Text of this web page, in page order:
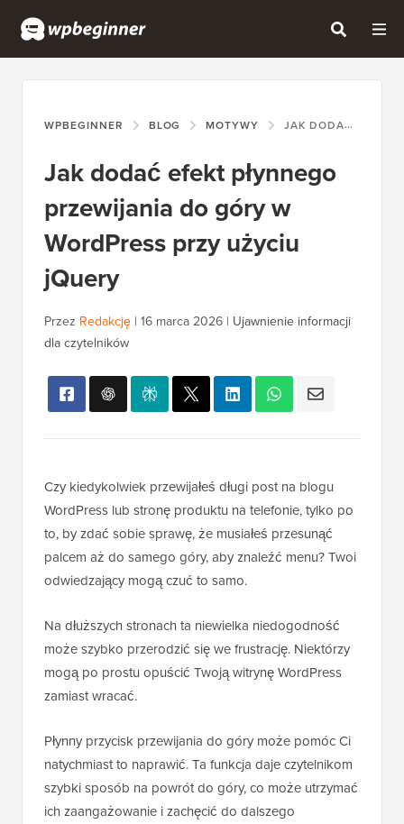
WPBEGINNER BLOG MOTYWY JAK DODAĆ EFEKT PŁYNNEGO PRZEWIJANIA DO GÓRY W WORDPRESS PRZY UŻYCIU JQUERY
Jak dodać efekt płynnego
przewijania do góry w
WordPress przy użyciu
jQuery
Przez Redakcję | 16 marca 2026 | Ujawnienie informacji
dla czytelników
Czy kiedykolwiek przewijałeś długi post na blogu
WordPress lub stronę produktu na telefonie, tylko po
to, by zdać sobie sprawę, że musiałeś przesunąć
palcem aż do samego góry, aby znaleźć menu? Twoi
odwiedzający mogą czuć to samo.
Na dłuższych stronach ta niewielka niedogodność
może szybko przerodzić się we frustrację. Niektórzy
mogą po prostu opuścić Twoją witrynę WordPress
zamiast wracać.
Płynny przycisk przewijania do góry może pomóc Ci
natychmiast to naprawić. Ta funkcja daje czytelnikom
szybki sposób na powrót do góry, co może utrzymać
ich zaangażowanie i zachęcić do dalszego